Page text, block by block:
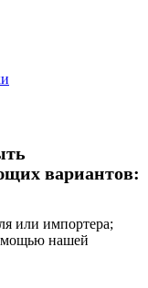
вариантов:
или импортера;
нашей